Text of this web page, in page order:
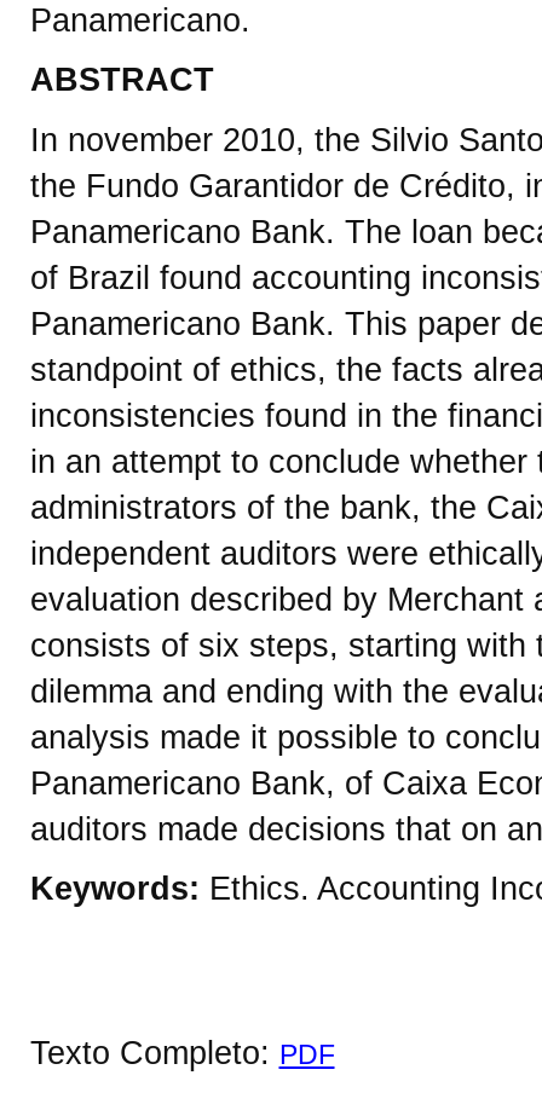
Panamericano.
ABSTRACT
In november 2010, the Silvio
the Fundo Garantidor de Crédito,
Panamericano Bank. The loan
of Brazil found accounting
Panamericano Bank. This paper
standpoint of ethics, the facts
inconsistencies found in the
in an attempt to conclude
administrators of the bank, the
independent auditors were
evaluation described by
consists of six steps, starting
dilemma and ending with the
analysis made it possible to
Panamericano Bank, of Caixa
auditors made decisions that on
Keywords: Ethics. Accounting
Texto Completo: PDF